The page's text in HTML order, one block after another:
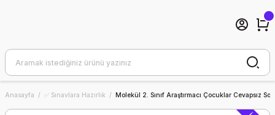
Anasayfa ✅ Sınavlara Hazırlık Molekül 2. Sınıf Araştırmacı Çocuklar Cevapsız